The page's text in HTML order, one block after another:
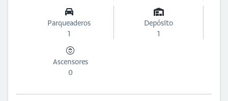
Parqueaderos
1
Depósito
1
Ascensores
0